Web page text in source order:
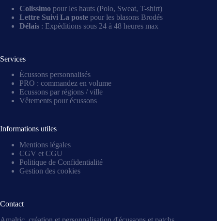
Colissimo pour les hauts (Polo, Sweat, T-shirt)
Lettre Suivi La poste pour les blasons Brodés
Délais : Expéditions sous 24 à 48 heures max
Services
Écussons personnalisés
PRO : commandez en volume
Ecussons par régions / ville
Vêtements pour écussons
Informations utiles
Mentions légales
CGV et CGU
Politique de Confidentialité
Gestion des cookies
Contact